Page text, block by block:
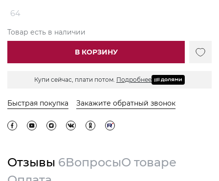
64
Товар есть в наличии
В КОРЗИНУ
Купи сейчас, плати потом. Подробнее
Быстрая покупка Закажите обратный звонок
Отзывы 6ВопросыО товаре